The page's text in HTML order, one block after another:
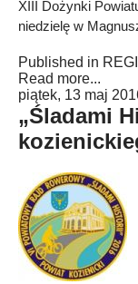
XIII Dożynki
niedzielę w
Published in
Read more...
piątek, 13 maj
„Śladami